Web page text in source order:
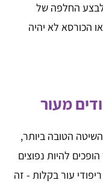
החלפה של
הכורסא לא יהיה
מעור
הטובה ביותר,
להיות נפוצים
עור בקלות - זה